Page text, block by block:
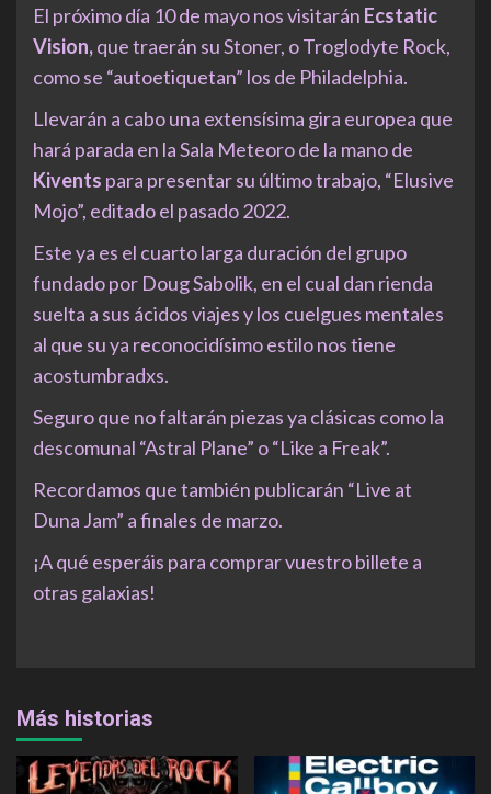
El próximo día 10 de mayo nos visitarán Ecstatic
Vision,que traerán su Stoner, o Troglodyte Rock,
como se “autoetiquetan” los de Philadelphia.
Llevarán a cabo una extensísima gira europea que
hará parada en la Sala Meteoro de la mano de
Kivents para presentar su último trabajo, “Elusive
Mojo”, editado el pasado 2022.
Este ya es el cuarto larga duración del grupo
fundado por Doug Sabolik, en el cual dan rienda
suelta a sus ácidos viajes y los cuelgues mentales
al que su ya reconocidísimo estilo nos tiene
acostumbradxs.
Seguro que no faltarán piezas ya clásicas como la
descomunal “Astral Plane” o “Like a Freak”.
Recordamos que también publicarán “Live at
Duna Jam” a finales de marzo.
¡A qué esperáis para comprar vuestro billete a
otras galaxias!
Más historias